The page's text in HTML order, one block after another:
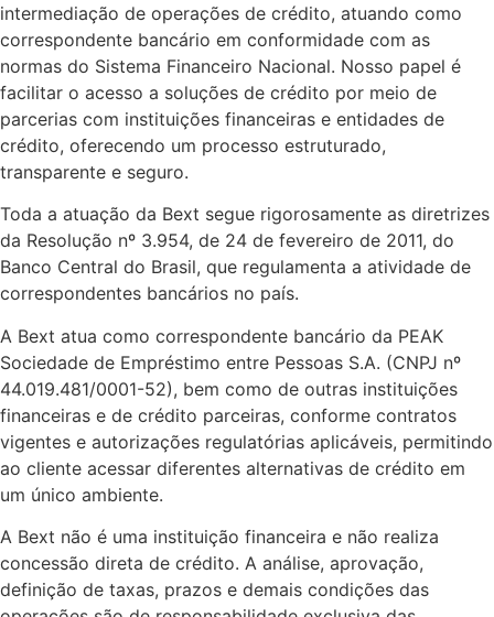
intermediação de operações de crédito, atuando como
correspondente bancário em conformidade com as
normas do Sistema Financeiro Nacional. Nosso papel é
facilitar o acesso a soluções de crédito por meio de
parcerias com instituições financeiras e entidades de
crédito, oferecendo um processo estruturado,
transparente e seguro.
Toda a atuação da Bext segue rigorosamente as diretrizes
da Resolução nº 3.954, de 24 de fevereiro de 2011, do
Banco Central do Brasil, que regulamenta a atividade de
correspondentes bancários no país.
A Bext atua como correspondente bancário da PEAK
Sociedade de Empréstimo entre Pessoas S.A. (CNPJ nº
44.019.481/0001-52), bem como de outras instituições
financeiras e de crédito parceiras, conforme contratos
vigentes e autorizações regulatórias aplicáveis, permitindo
ao cliente acessar diferentes alternativas de crédito em
um único ambiente.
A Bext não é uma instituição financeira e não realiza
concessão direta de crédito. A análise, aprovação,
definição de taxas, prazos e demais condições das